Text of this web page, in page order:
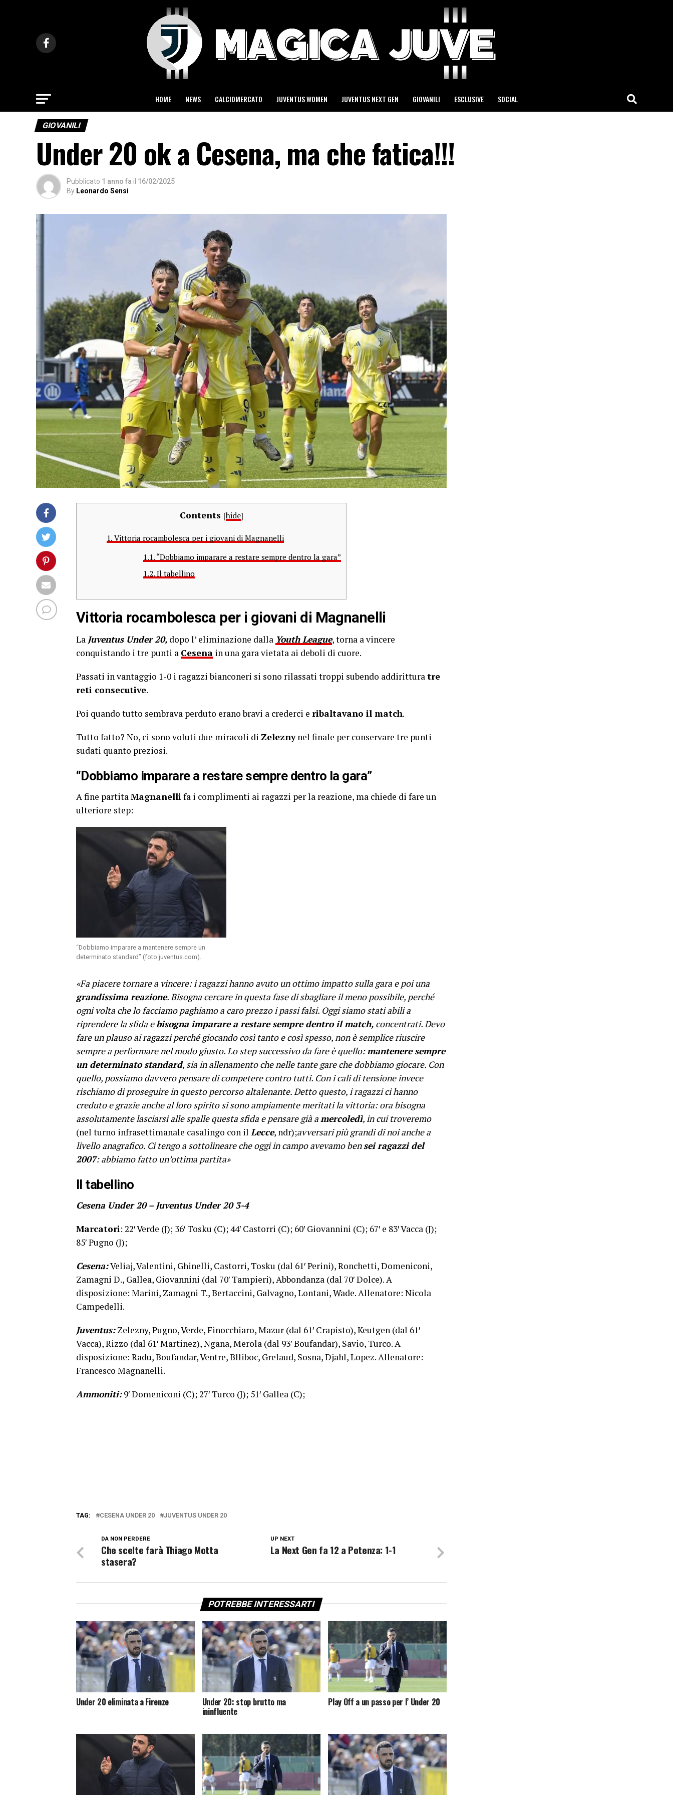
HOME NEWS CALCIOMERCATO JUVENTUS WOMEN JUVENTUS NEXT GEN GIOVANILI ESCLUSIVE SOCIAL
GIOVANILI
Under 20 ok a Cesena, ma che fatica!!!
Pubblicato 1 anno fa il 16/02/2025
By Leonardo Sensi
Contents [hide]
1. Vittoria rocambolesca per i giovani di Magnanelli
1.1.“Dobbiamo imparare a restare sempre dentro la gara”
1.2.Il tabellino
Vittoria rocambolesca per i giovani di Magnanelli
La Juventus Under 20, dopo l’ eliminazione dalla Youth League, torna a vincere
conquistando i tre punti a Cesena in una gara vietata ai deboli di cuore.
Passati in vantaggio 1-0 i ragazzi bianconeri si sono rilassati troppi subendo addirittura tre
reti consecutive.
Poi quando tutto sembrava perduto erano bravi a crederci e ribaltavano il match.
Tutto fatto? No, ci sono voluti due miracoli di Zeleznynel finale per conservare tre punti
sudati quanto preziosi.
“Dobbiamo imparare a restare sempre dentro la gara”
A fine partita Magnanelli fa i complimenti ai ragazzi per la reazione, ma chiede di fare un
ulteriore step:
“Dobbiamo imparare a mantenere sempre un
determinato standard” (foto juventus.com).
«Fa piacere tornare a vincere: i ragazzi hanno avuto un ottimo impatto sulla gara e poi una
grandissima reazione. Bisogna cercare in questa fase di sbagliare il meno possibile, perché
ogni volta che lo facciamo paghiamo a caro prezzo i passi falsi. Oggi siamo stati abili a
riprendere la sfida ebisogna imparare a restare sempre dentro il match, concentrati. Devo
fare un plauso ai ragazzi perché giocando così tanto e così spesso, non è semplice riuscire
sempre a performare nel modo giusto. Lo step successivo da fare è quello: mantenere sempre
un determinato standard, sia in allenamento che nelle tante gare che dobbiamo giocare. Con
quello, possiamo davvero pensare di competere contro tutti. Con i cali di tensione invece
rischiamo di proseguire in questo percorso altalenante. Detto questo, i ragazzi ci hanno
creduto e grazie anche al loro spirito si sono ampiamente meritati la vittoria: ora bisogna
assolutamente lasciarsi alle spalle questa sfida e pensare già a mercoledì, in cui troveremo
(nel turno infrasettimanale casalingo con il Lecce, ndr);avversari più grandi di noi anche a
livello anagrafico. Ci tengo a sottolineare che oggi in campo avevamo bensei ragazzi del
2007: abbiamo fatto un’ottima partita»
Il tabellino
Cesena Under 20 – Juventus Under 20 3-4
Marcatori: 22′ Verde (J); 36′ Tosku (C); 44′ Castorri (C); 60′ Giovannini (C); 67′ e 83′ Vacca (J);
85′ Pugno (J);
Cesena:Veliaj, Valentini, Ghinelli, Castorri, Tosku (dal 61′ Perini), Ronchetti, Domeniconi,
Zamagni D., Gallea, Giovannini (dal 70′ Tampieri), Abbondanza (dal 70′ Dolce). A
disposizione: Marini, Zamagni T., Bertaccini, Galvagno, Lontani, Wade. Allenatore: Nicola
Campedelli.
Juventus: Zelezny, Pugno, Verde, Finocchiaro, Mazur (dal 61′ Crapisto), Keutgen (dal 61′
Vacca), Rizzo (dal 61′ Martinez), Ngana, Merola (dal 93′ Boufandar), Savio, Turco. A
disposizione: Radu, Boufandar, Ventre, Blliboc, Grelaud, Sosna, Djahl, Lopez. Allenatore:
Francesco Magnanelli.
Ammoniti:9′ Domeniconi (C); 27′ Turco (J); 51′ Gallea (C);
TAG: CESENA UNDER 20 JUVENTUS UNDER 20
UP NEXT
La Next Gen fa 12 a Potenza: 1-1
DA NON PERDERE
Che scelte farà Thiago Motta
stasera?
POTREBBE INTERESSARTI
Under 20 eliminata a Firenze Under 20: stop brutto ma
ininfluente
Play Off a un passo per l’ Under 20